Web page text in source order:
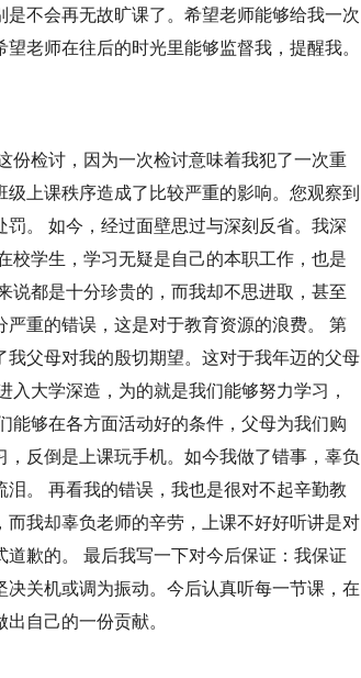
不会再无故旷课了。希望老师能够给我一次
老师在往后的时光里能够监督我，提醒我。
份检讨，因为一次检讨意味着我犯了一次重
上课秩序造成了比较严重的影响。您观察到
。 如今，经过面壁思过与深刻反省。我深
校学生，学习无疑是自己的本职工作，也是
说都是十分珍贵的，而我却不思进取，甚至
重的错误，这是对于教育资源的浪费。 第
父母对我的殷切期望。这对于我年迈的父母
大学深造，为的就是我们能够努力学习，
能够在各方面活动好的条件，父母为我们购
反倒是上课玩手机。如今我做了错事，辜负
。 再看我的错误，我也是很对不起辛勤教
我却辜负老师的辛劳，上课不好好听讲是对
歉的。 最后我写一下对今后保证：我保证
关机或调为振动。今后认真听每一节课，在
自己的一份贡献。